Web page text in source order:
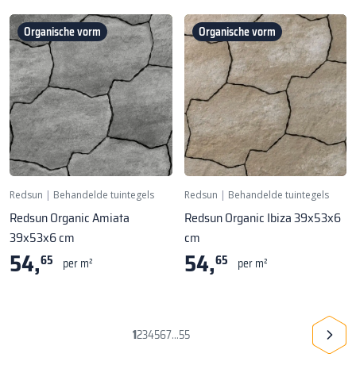
Organische vorm
Redsun | Behandelde tuintegels
Redsun Organic Amiata
39x53x6 cm
54,65 per m²
Organische vorm
Redsun | Behandelde tuintegels
Redsun Organic Ibiza 39x53x6
cm
54,65 per m²
1234567...55